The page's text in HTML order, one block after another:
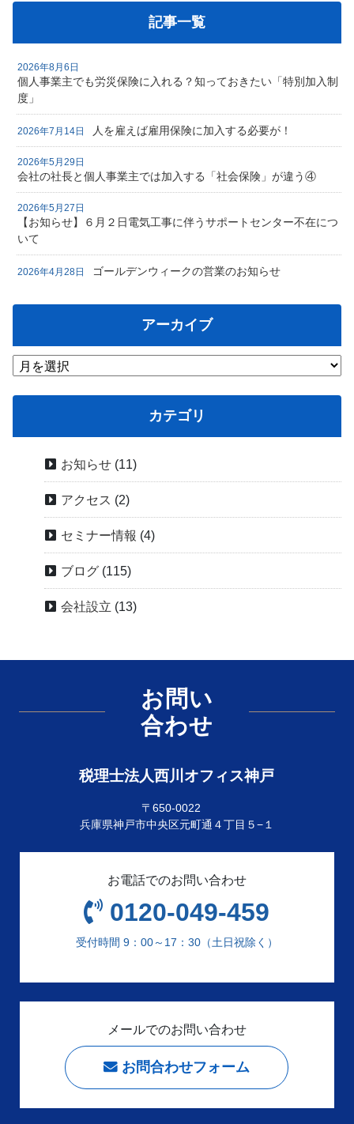
記事一覧
個人事業主でも労災保険に入れる？知っておきたい「特別加入制
度」
2026年8月6日
人を雇えば雇用保険に加入する必要が！
2026年7月14日
会社の社長と個人事業主では加入する「社会保険」が違う④
2026年5月29日
【お知らせ】６月２日電気工事に伴うサポートセンター不在につ
いて
2026年5月27日
ゴールデンウィークの営業のお知らせ
2026年4月28日
アーカイブ
カテゴリ
お知らせ (11)
アクセス (2)
セミナー情報 (4)
ブログ (115)
会社設立 (13)
お問い
合わせ
税理士法人西川オフィス神戸
〒650-0022
兵庫県神戸市中央区元町通４丁目５−１
お電話でのお問い合わせ
0120-049-459
受付時間 9：00～17：30（土日祝除く）
メールでのお問い合わせ
お問合わせフォーム